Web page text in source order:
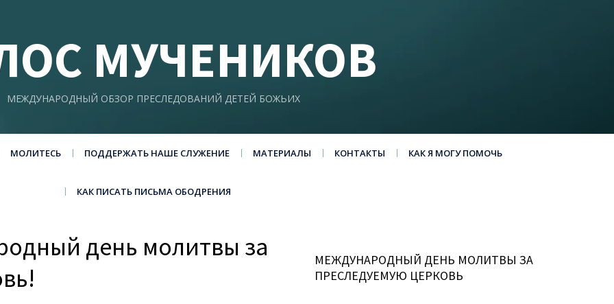
МУЧЕНИКОВ
МЕЖДУНАРОДНЫЙ ОБЗОР ПРЕСЛЕДОВАНИЙ ДЕТЕЙ БОЖЬИХ
МОЛИТЕСЬ ПОДДЕРЖАТЬ НАШЕ СЛУЖЕНИЕ МАТЕРИАЛЫ КОНТАКТЫ КАК Я МОГУ ПОМОЧЬ
КАК ПИСАТЬ ПИСЬМА ОБОДРЕНИЯ
день молитвы за
МЕЖДУНАРОДНЫЙ ДЕНЬ МОЛИТВЫ ЗА
ПРЕСЛЕДУЕМУЮ ЦЕРКОВЬ